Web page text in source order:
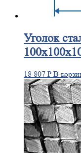
Уголок
18 807 ₽ В